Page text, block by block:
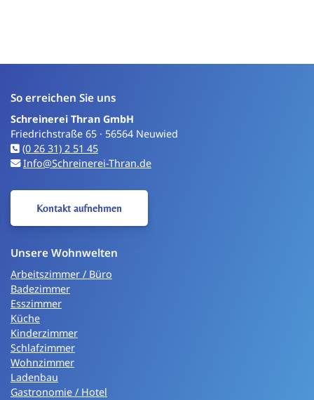
So erreichen Sie uns
Schreinerei Thran GmbH
Friedrichstraße 65 · 56564 Neuwied
(0 26 31) 2 51 45
Info@Schreinerei-Thran.de
Kontakt aufnehmen
Unsere Wohnwelten
Arbeitszimmer / Büro
Badezimmer
Esszimmer
Küche
Kinderzimmer
Schlafzimmer
Wohnzimmer
Ladenbau
Gastronomie / Hotel